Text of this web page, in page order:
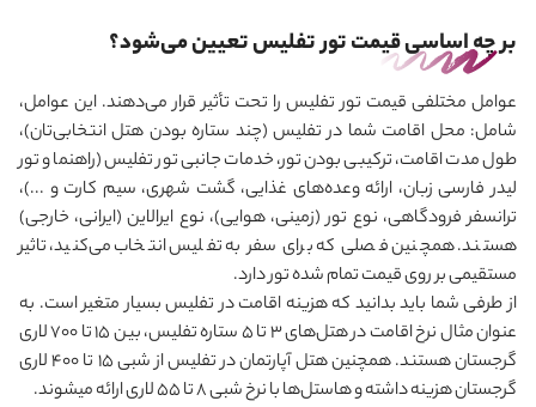
بر چه اساسی قیمت تور تفلیس تعیین می‌شود؟
عوامل مختلفی قیمت تور تفلیس را تحت تأثیر قرار می‌دهند. این عوامل،
شامل: محل اقامت شما در تفلیس (چند ستاره بودن هتل انتخابی‌تان)،
طول مدت اقامت، ترکیبی بودن تور، خدمات جانبی تور تفلیس (راهنما و تور
لیدر فارسی زبان، ارائه وعده‌های غذایی، گشت شهری، سیم کارت و ...)،
ترانسفر فرودگاهی، نوع تور (زمینی، هوایی)، نوع ایرالاین (ایرانی، خارجی)
هستند. همچنین فصلی که برای سفر به تفلیس انتخاب می‌کنید، تاثیر
مستقیمی بر روی قیمت تمام شده تور دارد.
از طرفی شما باید بدانید که هزینه اقامت در تفلیس بسیار متغیر است. به
عنوان مثال نرخ اقامت در هتل‌های 3 تا 5 ستاره تفلیس، بین 15 تا 700 لاری
گرجستان هستند. همچنین هتل آپارتمان در تفلیس از شبی 15 تا 400 لاری
گرجستان هزینه داشته و هاستل‌ها با نرخ شبی 8 تا 55 لاری ارائه می‎شوند.